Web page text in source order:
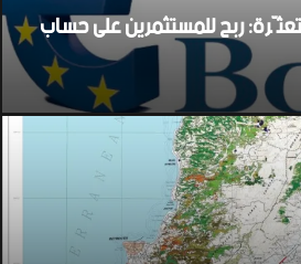
ربح للمستثمرين على حساب